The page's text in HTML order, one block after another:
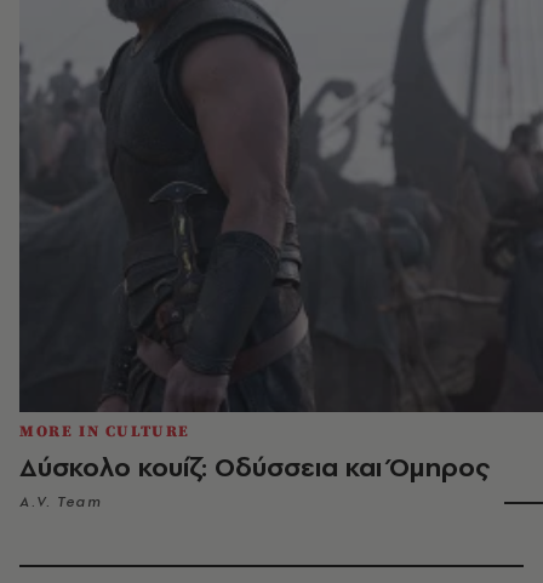
MORE IN CULTURE
Δύσκολο κουίζ: Οδύσσεια και Όμηρος
A.V. Team